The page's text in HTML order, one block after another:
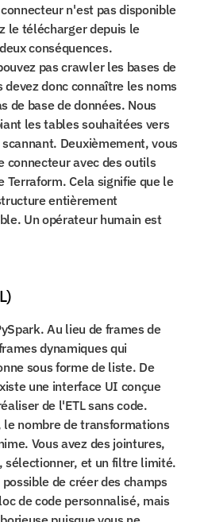
n'est pas disponible
le télécharger depuis le
conséquences.
pas crawler les bases de
devez donc connaître les noms
de base de données. Nous
les tables souhaitées vers
Deuxièmement, vous
connecteur avec des outils
Terraform. Cela signifie que le
entièrement
Un opérateur humain est
Au lieu de frames de
dynamiques qui
sous forme de liste. De
une interface UI conçue
de l'ETL sans code.
le nombre de transformations
Vous avez des jointures,
sélectionner, et un filtre limité.
de créer des champs
de code personnalisé, mais